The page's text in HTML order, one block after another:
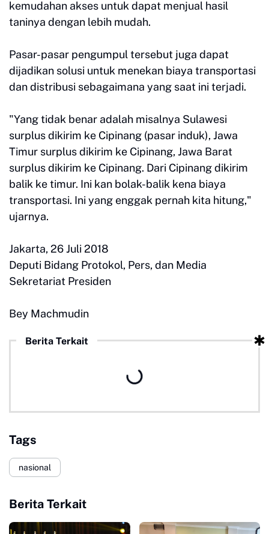
kemudahan akses untuk dapat menjual hasil
taninya dengan lebih mudah.
Pasar-pasar pengumpul tersebut juga dapat
dijadikan solusi untuk menekan biaya transportasi
dan distribusi sebagaimana yang saat ini terjadi.
"Yang tidak benar adalah misalnya Sulawesi
surplus dikirim ke Cipinang (pasar induk), Jawa
Timur surplus dikirim ke Cipinang, Jawa Barat
surplus dikirim ke Cipinang. Dari Cipinang dikirim
balik ke timur. Ini kan bolak-balik kena biaya
transportasi. Ini yang enggak pernah kita hitung,"
ujarnya.
Jakarta, 26 Juli 2018
Deputi Bidang Protokol, Pers, dan Media
Sekretariat Presiden
Bey Machmudin
Berita Terkait
Tags
nasional
Berita Terkait